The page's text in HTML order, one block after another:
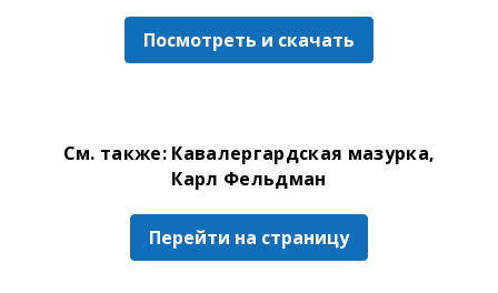
Посмотреть и скачать
См. также: Кавалергардская мазурка,
Карл Фельдман
Перейти на страницу